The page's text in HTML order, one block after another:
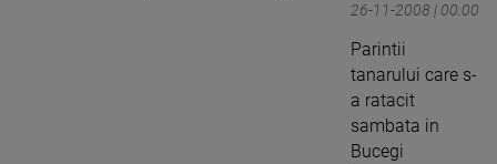
26-11-2008 | 00:00
Parintii
tanarului care s-
a ratacit
sambata in
Bucegi